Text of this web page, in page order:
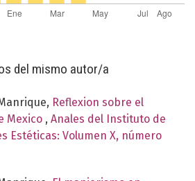
del mismo autor/a
Reflexion sobre el
Mexico , Anales del Instituto de
Estéticas: Volumen X, número